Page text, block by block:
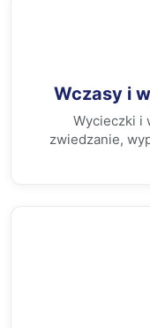
Wczasy i
Wycieczki i
zwiedzanie,